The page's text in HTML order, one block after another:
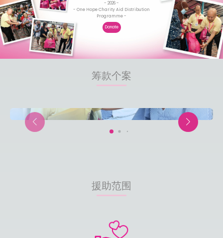
- 2026 -
- One Hope Charity Aid Distribution
Programme -
Donate
筹款个案
援助范围